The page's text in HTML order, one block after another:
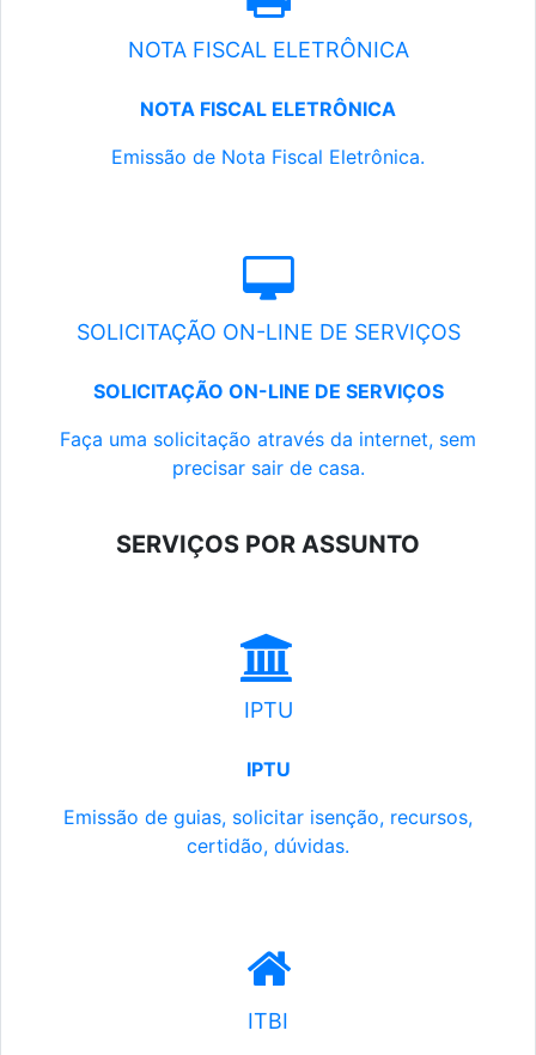
NOTA FISCAL ELETRÔNICA
NOTA FISCAL ELETRÔNICA
Emissão de Nota Fiscal Eletrônica.
SOLICITAÇÃO ON-LINE DE SERVIÇOS
SOLICITAÇÃO ON-LINE DE SERVIÇOS
Faça uma solicitação através da internet, sem
precisar sair de casa.
SERVIÇOS POR ASSUNTO
IPTU
IPTU
Emissão de guias, solicitar isenção, recursos,
certidão, dúvidas.
ITBI